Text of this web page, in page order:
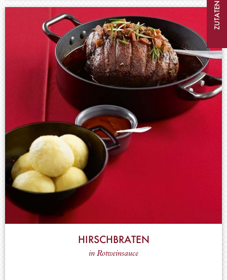
ZUTATEN
HIRSCHBRATEN
in Rotweinsauce